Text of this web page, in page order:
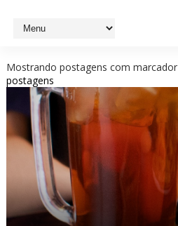
Mostrando postagens com marcador
postagens